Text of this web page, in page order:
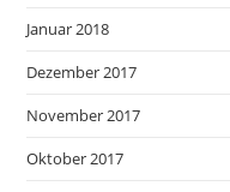
Januar 2018
Dezember 2017
November 2017
Oktober 2017